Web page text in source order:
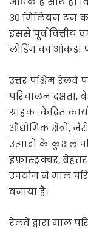
30 मिलियन टन
इससे पूर्व वित्तीय
लोडिंग का आंकड़ा
उत्तर पश्चिम रेलवे
परिचालन दक्षता,
ग्राहक-केंद्रित
औद्योगिक
उत्पादों के कुशल
इंफ्रास्ट्रक्चर,
उपयोग ने माल
बनाया है।
रेलवे द्वारा माल